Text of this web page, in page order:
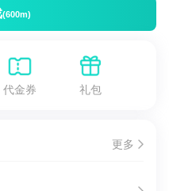
(600m)
代金券 礼包
更多